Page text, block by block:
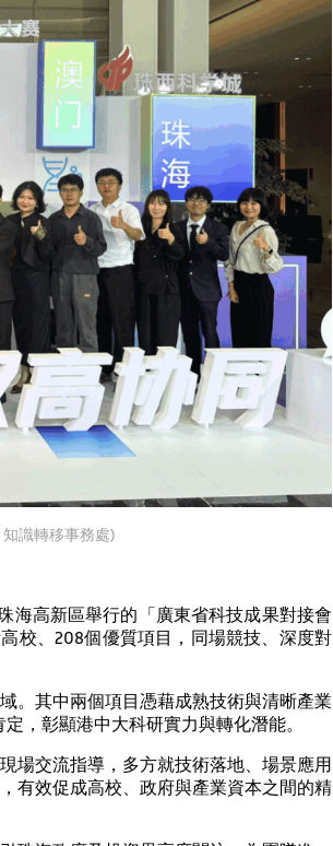
識轉移事務處)
海高新區舉行的「廣東省科技成果對接會
校、208個優質項目，同場競技、深度對
。其中兩個項目憑藉成熟技術與清晰產業
，彰顯港中大科研實力與轉化潛能。
場交流指導，多方就技術落地、場景應用
有效促成高校、政府與產業資本之間的精